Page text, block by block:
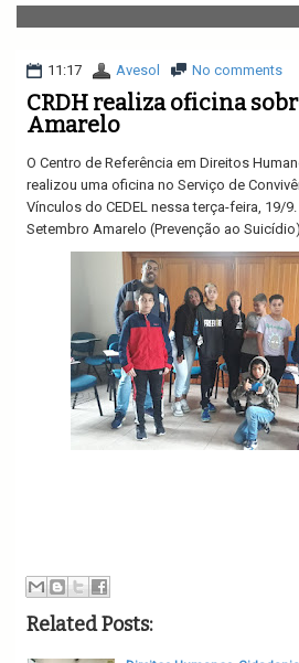
v
i
a
i
11:17 Avesol No comments
CRDH realiza oficina
Amarelo
O Centro de Referência em Direitos
realizou uma oficina no Serviço de
Vínculos do CEDEL nessa terça-feira, 19/
Setembro Amarelo (Prevenção ao Suicídio).
Related Posts: